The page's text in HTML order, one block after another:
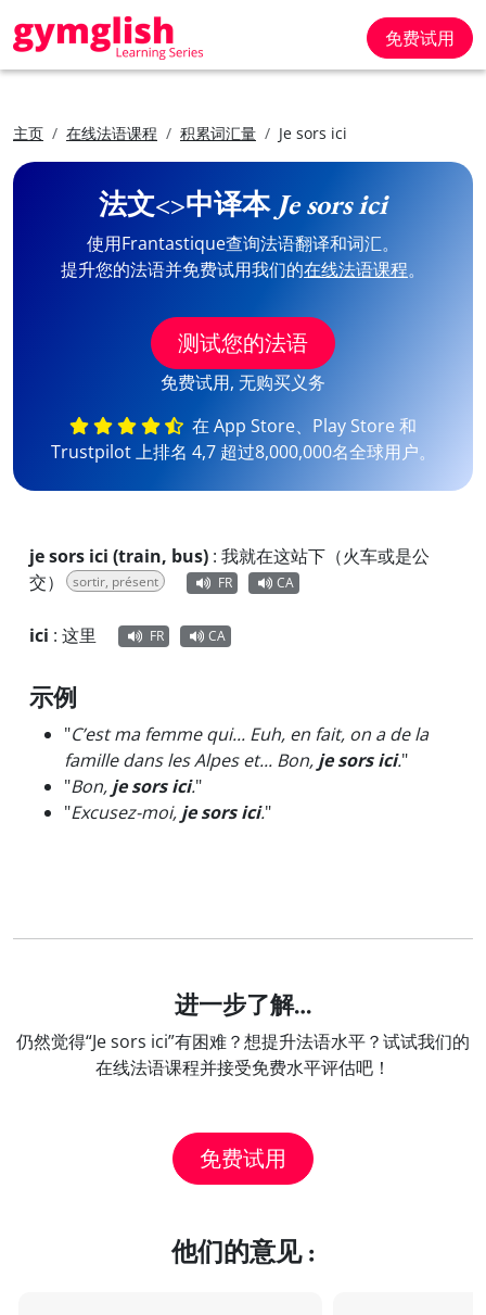
免费试用
主页 在线法语课程 积累词汇量 Je sors ici
法文<>中译本 Je sors ici
使用Frantastique查询法语翻译和词汇。
提升您的法语并免费试用我们的在线法语课程。
测试您的法语
免费试用, 无购买义务
在 App Store、Play Store 和
Trustpilot 上排名 4,7 超过8,000,000名全球用户。
je sors ici (train, bus) : 我就在这站下（火车或是公
交）
sortir, présent FR CA
ici : 这里 FR CA
示例
"C’est ma femme qui... Euh, en fait, on a de la
famille dans les Alpes et... Bon, je sors ici."
"Bon, je sors ici."
"Excusez-moi, je sors ici."
进一步了解…
仍然觉得“Je sors ici”有困难？想提升法语水平？试试我们的
在线法语课程并接受免费水平评估吧！
免费试用
他们的意见 :